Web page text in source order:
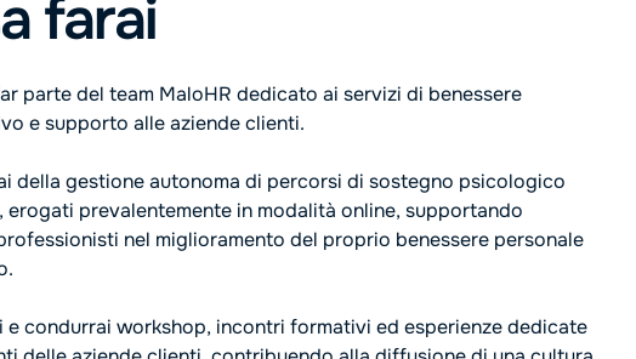
farai
parte del team MaloHR dedicato ai servizi di benessere
e supporto alle aziende clienti.
della gestione autonoma di percorsi di sostegno psicologico
erogati prevalentemente in modalità online, supportando
nel miglioramento del proprio benessere personale
e condurrai workshop, incontri formativi ed esperienze dedicate